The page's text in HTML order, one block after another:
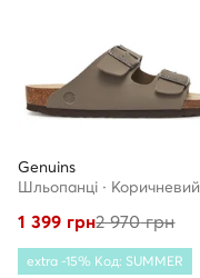
Genuins
Шльопанці · Коричневий
1 399 грн2 970грн
extra -15% Код: SUMMER